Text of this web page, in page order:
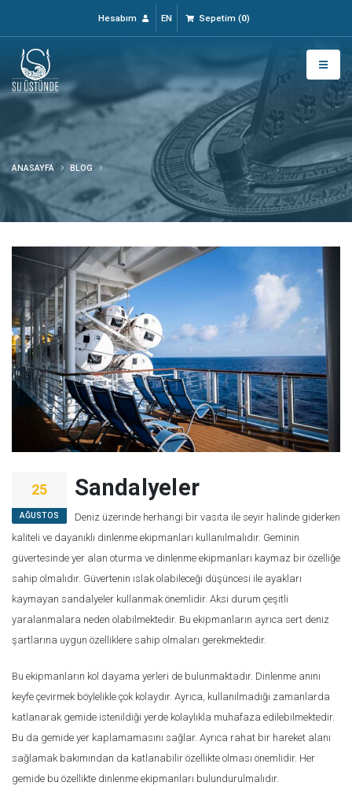
Hesabım EN Sepetim (0)
ANASAYFA BLOG
25
AĞUSTOS
Sandalyeler
Deniz üzerinde herhangi bir vasıta ile seyir halinde giderken
kaliteli ve dayanıklı dinlenme ekipmanları kullanılmalıdır. Geminin
güvertesinde yer alan oturma ve dinlenme ekipmanları kaymaz bir özelliğe
sahip olmalıdır. Güvertenin ıslak olabileceği düşüncesi ile ayakları
kaymayan sandalyeler kullanmak önemlidir. Aksi durum çeşitli
yaralanmalara neden olabilmektedir. Bu ekipmanların ayrıca sert deniz
şartlarına uygun özelliklere sahip olmaları gerekmektedir.
Bu ekipmanların kol dayama yerleri de bulunmaktadır. Dinlenme anını
keyfe çevirmek böylelikle çok kolaydır. Ayrıca, kullanılmadığı zamanlarda
katlanarak gemide istenildiği yerde kolaylıkla muhafaza edilebilmektedir.
Bu da gemide yer kaplamamasını sağlar. Ayrıca rahat bir hareket alanı
sağlamak bakımından da katlanabilir özellikte olması önemlidir. Her
gemide bu özellikte dinlenme ekipmanları bulundurulmalıdır.